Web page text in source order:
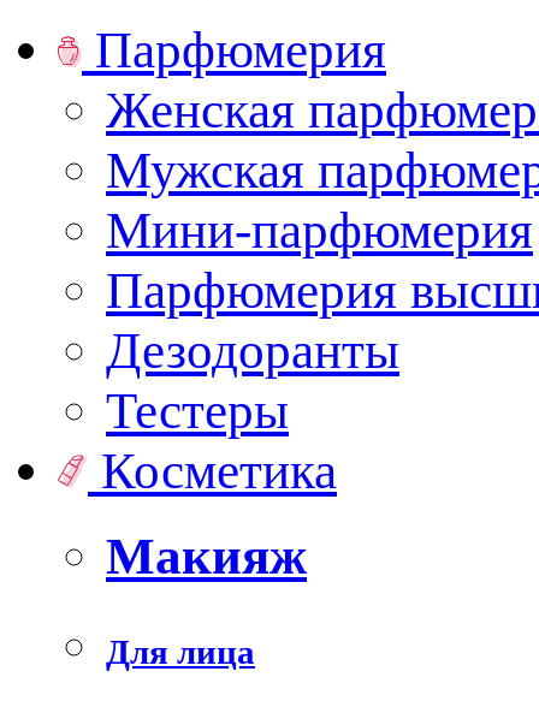
Парфюмерия
Женская
Мужская
Мини-парфюмерия
Парфюмерия
Дезодоранты
Тестеры
Косметика
Макияж
Для лица